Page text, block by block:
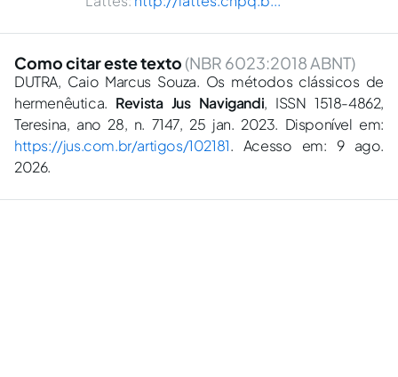
Como citar este texto (NBR 6023:2018 ABNT)
DUTRA, Caio Marcus Souza. Os métodos clássicos de
hermenêutica. Revista Jus Navigandi, ISSN 1518-4862,
Teresina, ano 28, n. 7147, 25 jan. 2023. Disponível em:
https://jus.com.br/artigos/102181. Acesso em: 9 ago.
2026.